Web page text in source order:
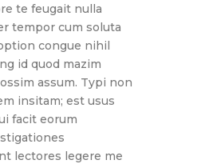
te feugait nulla
tempor cum soluta
congue nihil
id quod mazim
assum. Typi non
insitam; est usus
facit eorum
lectores legere me